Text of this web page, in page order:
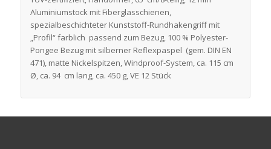
Aluminiumstock mit Fiberglasschienen,
spezialbeschichteter Kunststoff-Rundhakengriff mit
„Profil“ farblich passend zum Bezug, 100 % Polyester-
Pongee Bezug mit silberner Reflexpaspel (gem. DIN EN
471), matte Nickelspitzen, Windproof-System, ca. 115 cm
Ø, ca. 94 cm lang, ca. 450 g, VE 12 Stück